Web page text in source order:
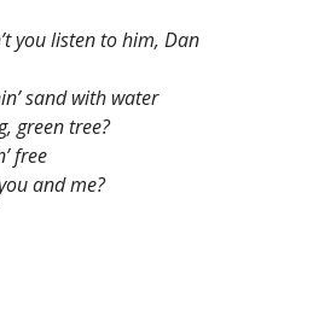
you listen to him, Dan
sand with water
green tree?
free
and me?